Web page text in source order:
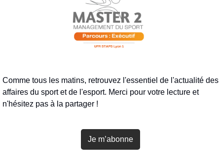
Comme tous les matins, retrouvez l'essentiel de l'actualité des
affaires du sport et de l'esport. Merci pour votre lecture et
n'hésitez pas à la partager !
Je m’abonne